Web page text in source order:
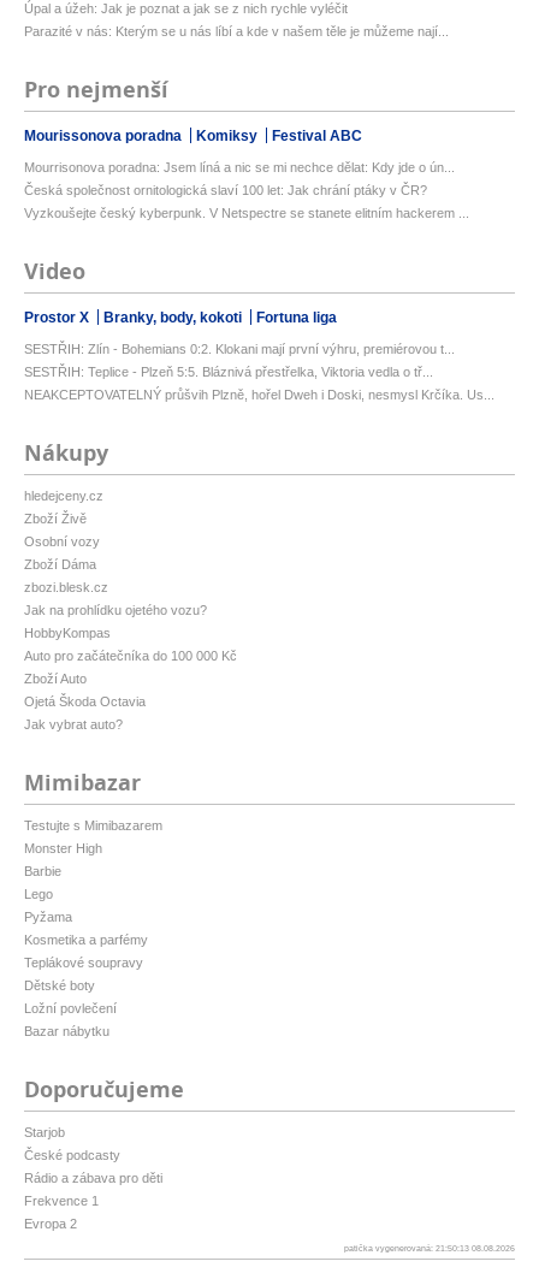
Úpal a úžeh: Jak je poznat a jak se z nich rychle vyléčit
Parazité v nás: Kterým se u nás líbí a kde v našem těle je můžeme nají...
Pro nejmenší
Mourissonova poradna Komiksy Festival ABC
Mourrisonova poradna: Jsem líná a nic se mi nechce dělat: Kdy jde o ún...
Česká společnost ornitologická slaví 100 let: Jak chrání ptáky v ČR?
Vyzkoušejte český kyberpunk. V Netspectre se stanete elitním hackerem ...
Video
Prostor X Branky, body, kokoti Fortuna liga
SESTŘIH: Zlín - Bohemians 0:2. Klokani mají první výhru, premiérovou t...
SESTŘIH: Teplice - Plzeň 5:5. Bláznivá přestřelka, Viktoria vedla o tř...
NEAKCEPTOVATELNÝ průšvih Plzně, hořel Dweh i Doski, nesmysl Krčíka. Us...
Nákupy
hledejceny.cz
Zboží Živě
Osobní vozy
Zboží Dáma
zbozi.blesk.cz
Jak na prohlídku ojetého vozu?
HobbyKompas
Auto pro začátečníka do 100 000 Kč
Zboží Auto
Ojetá Škoda Octavia
Jak vybrat auto?
Mimibazar
Testujte s Mimibazarem
Monster High
Barbie
Lego
Pyžama
Kosmetika a parfémy
Teplákové soupravy
Dětské boty
Ložní povlečení
Bazar nábytku
Doporučujeme
Starjob
České podcasty
Rádio a zábava pro děti
Frekvence 1
Evropa 2
patička vygenerovaná: 21:50:13 08.08.2026